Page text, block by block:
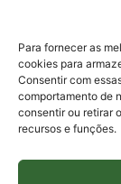
Para fornecer as
cookies para
Consentir com
comportamento de
consentir ou retirar
recursos e funções.
Para assuntos
Para assuntos
Para assuntos
Para assuntos
Para assuntos